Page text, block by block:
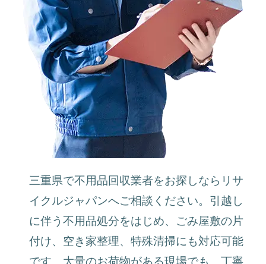
三重県で不用品回収業者をお探しならリサ
イクルジャパンへご相談ください。引越し
に伴う不用品処分をはじめ、ごみ屋敷の片
付け、空き家整理、特殊清掃にも対応可能
です。大量のお荷物がある現場でも、丁寧